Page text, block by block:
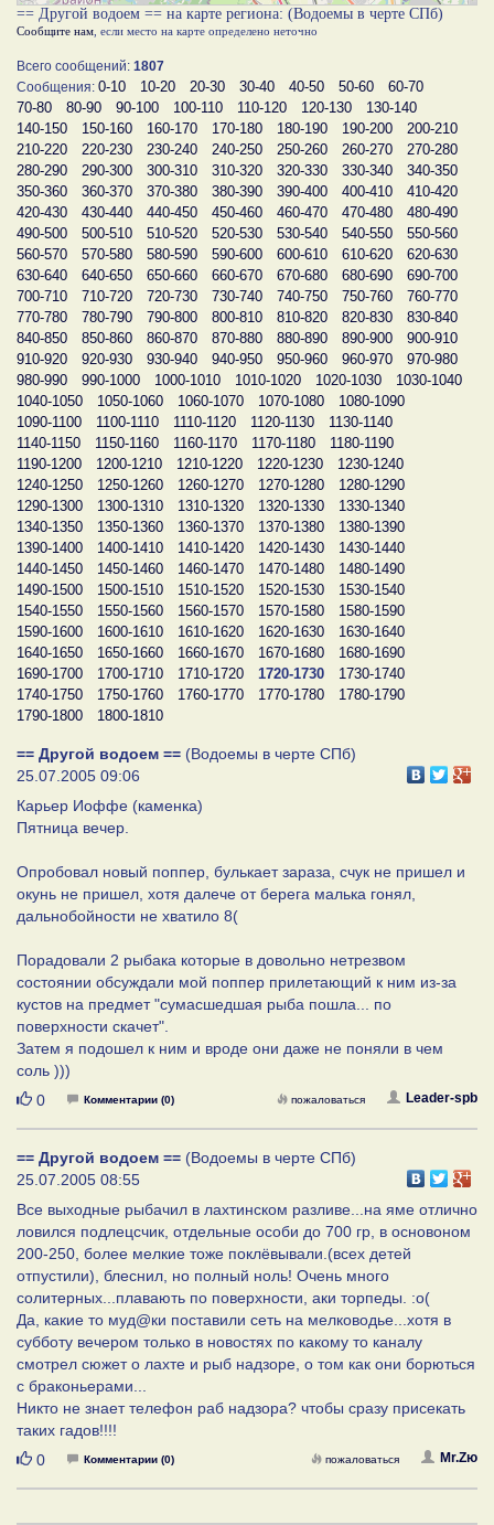
== Другой водоем == на карте региона: (Водоемы в черте СПб)
Сообщите нам , если место на карте определено неточно
Всего сообщений: 1807
Сообщения: 0-10 10-20 20-30 30-40 40-50 50-60
60-70
70-80
80-90 90-100 100-110 110-120 120-130
130-140
140-150
150-160 160-170 170-180 180-190 190-200
200-210
210-220
220-230 230-240 240-250 250-260 260-270
270-280
280-290
290-300 300-310 310-320 320-330 330-340
340-350
350-360
360-370 370-380 380-390 390-400 400-410
410-420
420-430
430-440 440-450 450-460 460-470 470-480
480-490
490-500
500-510 510-520 520-530 530-540 540-550
550-560
560-570
570-580 580-590 590-600 600-610 610-620
620-630
630-640
640-650 650-660 660-670 670-680 680-690
690-700
700-710
710-720 720-730 730-740 740-750 750-760
760-770
770-780
780-790 790-800 800-810 810-820 820-830
830-840
840-850
850-860 860-870 870-880 880-890 890-900
900-910
910-920
920-930 930-940 940-950 950-960 960-970
970-980
980-990
990-1000 1000-1010 1010-1020 1020-1030
1030-1040
1040-1050
1050-1060 1060-1070 1070-1080
1080-1090
1090-1100
1100-1110 1110-1120 1120-1130
1130-1140
1140-1150
1150-1160 1160-1170 1170-1180
1180-1190
1190-1200
1200-1210 1210-1220 1220-1230
1230-1240
1240-1250
1250-1260 1260-1270 1270-1280
1280-1290
1290-1300
1300-1310 1310-1320 1320-1330
1330-1340
1340-1350
1350-1360 1360-1370 1370-1380
1380-1390
1390-1400
1400-1410 1410-1420 1420-1430
1430-1440
1440-1450
1450-1460 1460-1470 1470-1480
1480-1490
1490-1500
1500-1510 1510-1520 1520-1530
1530-1540
1540-1550
1550-1560 1560-1570 1570-1580
1580-1590
1590-1600
1600-1610 1610-1620 1620-1630
1630-1640
1640-1650
1650-1660 1660-1670 1670-1680
1680-1690
1690-1700
1700-1710 1710-1720 1720-1730
1730-1740
1740-1750
1750-1760 1760-1770 1770-1780
1780-1790
1790-1800
1800-1810
== Другой водоем == (Водоемы в черте СПб)
25.07.2005 09:06
Карьер Иоффе (каменка)
Пятница вечер.
Опробовал новый поппер, булькает зараза, счук не пришел и
окунь не пришел, хотя далече от берега малька гонял,
дальнобойности не хватило 8(
Порадовали 2 рыбака которые в довольно нетрезвом
состоянии обсуждали мой поппер прилетающий к ним из-за
кустов на предмет "сумасшедшая рыба пошла... по
поверхности скачет".
Затем я подошел к ним и вроде они даже не поняли в чем
соль )))
Нравится
0 Комментарии (0) Leader-spb
пожаловаться
== Другой водоем == (Водоемы в черте СПб)
25.07.2005 08:55
Все выходные рыбачил в лахтинском разливе...на яме отлично
ловился подлецсчик, отдельные особи до 700 гр, в основоном
200-250, более мелкие тоже поклёвывали.(всех детей
отпустили), блеснил, но полный ноль! Очень много
солитерных...плавають по поверхности, аки торпеды. :о(
Да, какие то муд@ки поставили сеть на мелководье...хотя в
субботу вечером только в новостях по какому то каналу
смотрел сюжет о лахте и рыб надзоре, о том как они борються
с браконьерами...
Никто не знает телефон раб надзора? чтобы сразу присекать
таких гадов!!!!
Нравится
0 Комментарии (0) Mr.Zю
пожаловаться